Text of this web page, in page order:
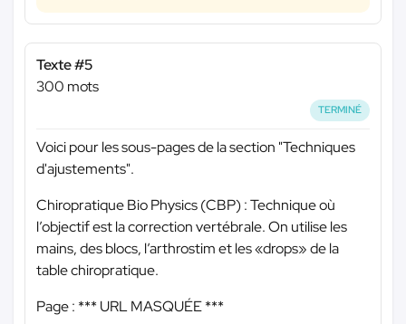
Texte #5
300 mots
TERMINÉ
Voici pour les sous-pages de la section "Techniques
d'ajustements".
Chiropratique Bio Physics (CBP) : Technique où
l’objectif est la correction vertébrale. On utilise les
mains, des blocs, l’arthrostim et les «drops» de la
table chiropratique.
Page : *** URL MASQUÉE ***